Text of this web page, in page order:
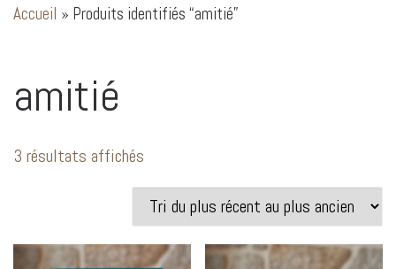
Accueil » Produits identifiés “amitié”
amitié
3 résultats affichés